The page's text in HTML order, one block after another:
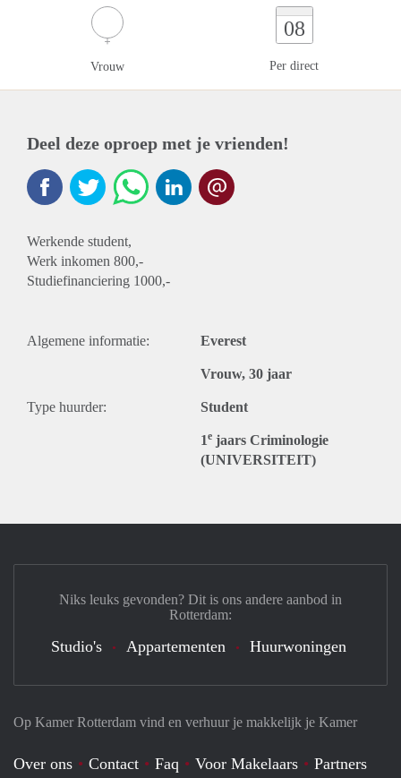
Vrouw
08
Per direct
Deel deze oproep met je vrienden!
Werkende student,
Werk inkomen 800,-
Studiefinanciering 1000,-
Algemene informatie: Everest
Vrouw, 30 jaar
Type huurder: Student
1e jaars Criminologie
(UNIVERSITEIT)
Op Kamer Rotterdam vind en verhuur je makkelijk je Kamer
Over ons Contact Faq Voor Makelaars Partners
Niks leuks gevonden? Dit is ons andere aanbod in
Rotterdam:
Studio's Appartementen Huurwoningen